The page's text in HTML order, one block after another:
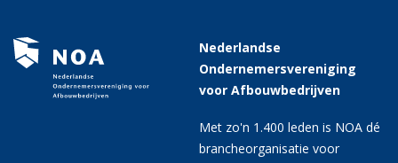
Nederlandse
Ondernemersvereniging
voor Afbouwbedrijven
Met zo'n 1.400 leden is NOA dé
brancheorganisatie voor